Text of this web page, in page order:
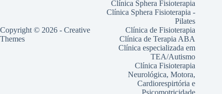
Copyright © 2026 - Creative
Themes
Clínica Sphera Fisioterapia
Clínica Sphera Fisioterapia -
Pilates
Clínica de Fisioterapia
Clínica de Terapia ABA
Clínica especializada em
TEA/Autismo
Clínica Fisioterapia
Neurológica, Motora,
Cardiorespirtória e
Psicomotricidade